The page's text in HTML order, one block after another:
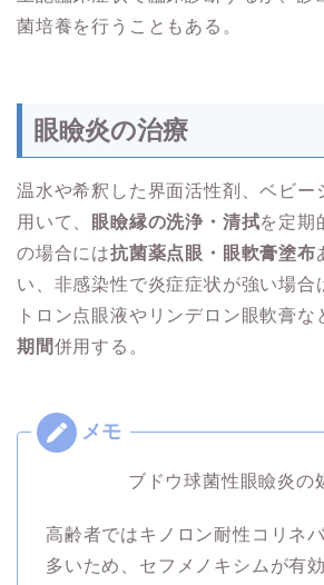
菌培養を行うこともある。
眼瞼炎の治療
温水や希釈した界面活性剤、ベビー
用いて、
眼瞼縁の洗浄・清拭を定期
の場合には抗菌薬点眼・眼軟膏塗布
い、非感染性で炎症症状が強い場合
トロン点眼液やリンデロン眼軟膏な
期間併用する。
ブドウ球菌性眼瞼炎の
高齢者ではキノロン耐性コリネ
多いため、セフメノキシムが有